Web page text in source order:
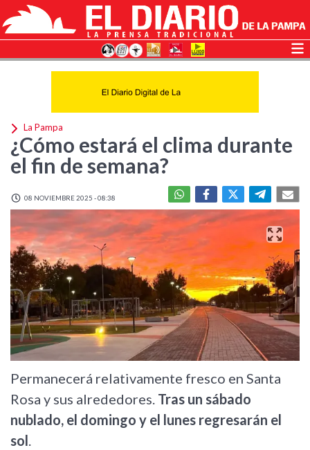
La Pampa
¿Cómo estará el clima durante
el fin de semana?
08 NOVIEMBRE 2025 - 08:38
Permanecerá relativamente fresco en Santa
Rosa y sus alrededores. Tras un sábado
nublado, el domingo y el lunes regresarán el
sol .